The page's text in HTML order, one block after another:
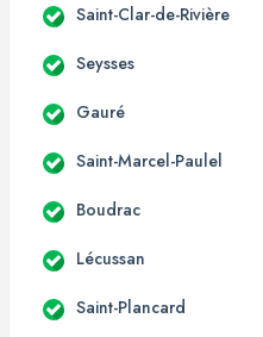
Saint-Clar-de-Rivière
Seysses
Gauré
Saint-Marcel-Paulel
Boudrac
Lécussan
Saint-Plancard